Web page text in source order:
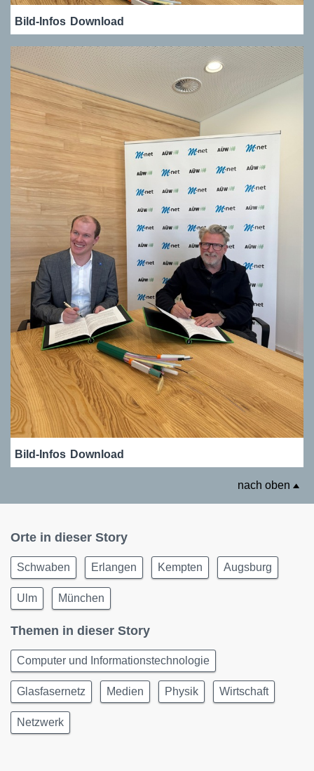
Bild-Infos Download
Bild-Infos Download
nach oben
Orte in dieser Story
Schwaben Erlangen Kempten Augsburg
Ulm München
Themen in dieser Story
Computer und Informationstechnologie
Glasfasernetz Medien Physik Wirtschaft
Netzwerk